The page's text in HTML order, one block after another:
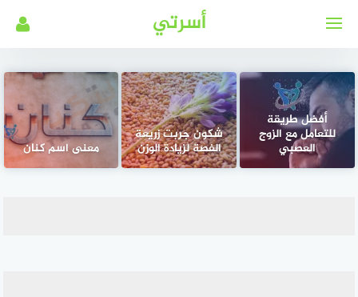
أسرتي
أفضل طريقة
للتعامل مع الزوج
العصبي
شكون جربت زريعة
الفصة لزيادة الوزن معنى اسم كنان